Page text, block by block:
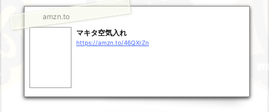
amzn.to
マキタ空気入れ
https://amzn.to/46QXrZn